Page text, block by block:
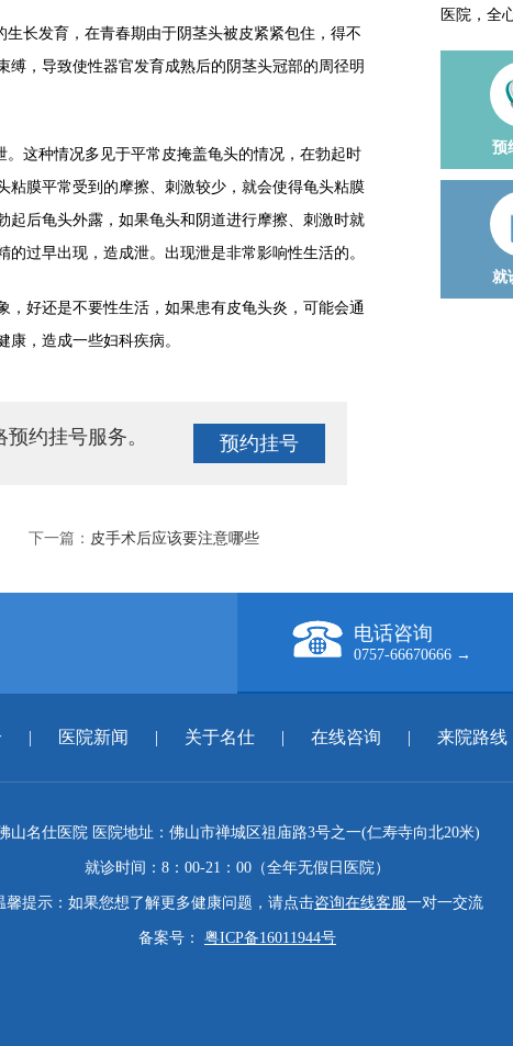
长发育，在青春期由于阴茎头被皮紧紧包住，得不
，导致使性器官发育成熟后的阴茎头冠部的周径明
这种情况多见于平常皮掩盖龟头的情况，在勃起时
粘膜平常受到的摩擦、刺激较少，就会使得龟头粘膜
起后龟头外露，如果龟头和阴道进行摩擦、刺激时就
过早出现，造成泄。出现泄是非常影响性生活的。
好还是不要性生活，如果患有皮龟头炎，可能会通
，造成一些妇科疾病。
约挂号服务。 预约挂号
下一篇： 皮手术后应该要注意哪些
医院，全
预
就
电话咨询
0757-66670666 →
| 医院新闻 | 关于名仕 | 在线咨询 | 来院路线
山名仕医院 医院地址：佛山市禅城区祖庙路3号之一(仁寿寺向北20米)
就诊时间：8：00-21：00（全年无假日医院）
馨提示：如果您想了解更多健康问题，请点击咨询在线客服一对一交流
备案号： 粤ICP备16011944号